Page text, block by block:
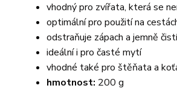
vhodný pro zvířata, která se
optimální pro použití na
odstraňuje zápach a jemně
ideální i pro časté mytí
vhodné také pro štěňata a
hmotnost: 200 g